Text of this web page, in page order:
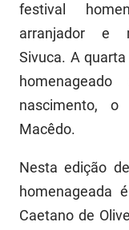
festival
arranjador e
Sivuca. A
nascimento, o
Macêdo.
Nesta edição
homenageada
Caetano de